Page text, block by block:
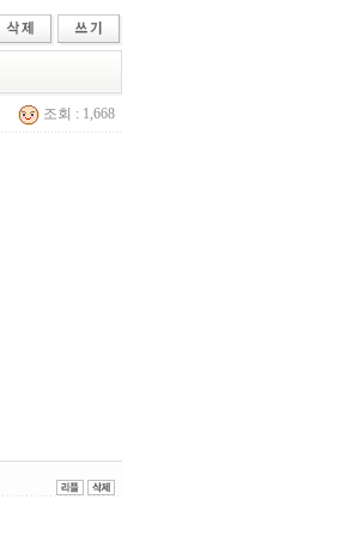
조회 : 1,668